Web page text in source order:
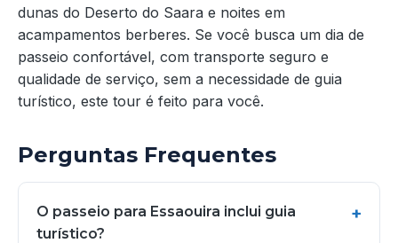
dunas do Deserto do Saara e noites em
acampamentos berberes. Se você busca um dia de
passeio confortável, com transporte seguro e
qualidade de serviço, sem a necessidade de guia
turístico, este tour é feito para você.
Perguntas Frequentes
O passeio para Essaouira inclui guia
turístico?